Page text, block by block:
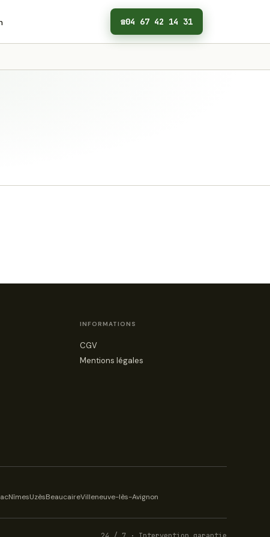
☎04 67 42 14 31
INFORMATIONS
CGV
Mentions légales
NîmesUzèsBeaucaireVilleneuve-lès-Avignon